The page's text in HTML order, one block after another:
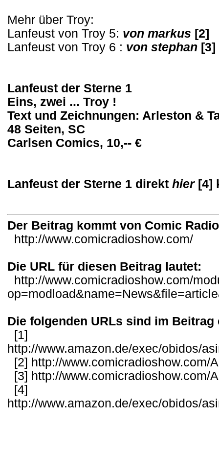
Mehr über Troy:
Lanfeust von Troy 5: von markus [2]
Lanfeust von Troy 6 : von stephan [3]
Lanfeust der Sterne 1
Eins, zwei ... Troy !
Text und Zeichnungen: Arleston &
48 Seiten, SC
Carlsen Comics, 10,-- €
Lanfeust der Sterne 1 direkt hier[4]
Der Beitrag kommt von Comic
http://www.comicradioshow.com/
Die URL für diesen Beitrag lautet:
http://www.comicradioshow.com/
Die folgenden URLs sind im Beitrag
[1]
http://www.amazon.de/exec/obidos/
[2] http://www.comicradioshow.com/
[3] http://www.comicradioshow.com/
[4]
http://www.amazon.de/exec/obidos/